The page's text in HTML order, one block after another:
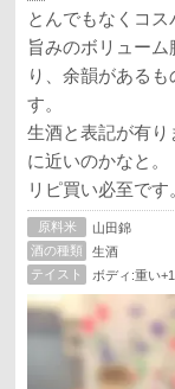
とんでもなくコス
旨みのボリュー
り、余韻がある
す。
生酒と表記が有
に近いのかなと。
リピ買い必至です
原料米
山田錦
酒の種類
生酒
テイスト
ボディ:重い